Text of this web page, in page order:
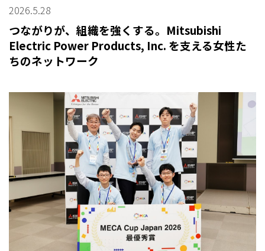
2026.5.28
つながりが、組織を強くする。Mitsubishi
Electric Power Products, Inc. を支える女性た
ちのネットワーク